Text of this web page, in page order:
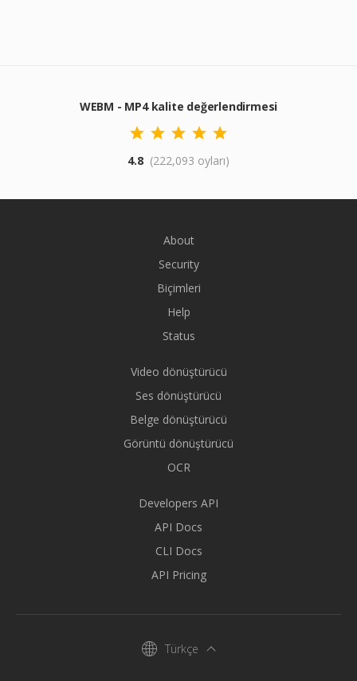
WEBM - MP4 kalite değerlendirmesi
4.8 (222,093 oyları)
About
Security
Biçimleri
Help
Status
Video dönüştürücü
Ses dönüştürücü
Belge dönüştürücü
Görüntü dönüştürücü
OCR
Developers API
API Docs
CLI Docs
API Pricing
Türkçe